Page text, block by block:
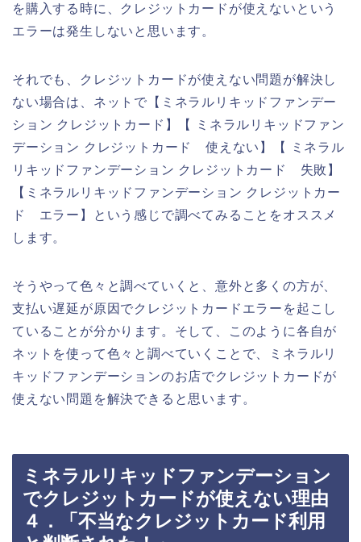
を購入する時に、クレジットカードが使えないという
エラーは発生しないと思います。
それでも、クレジットカードが使えない問題が解決し
ない場合は、ネットで【ミネラルリキッドファンデー
ション クレジットカード】【 ミネラルリキッドファン
デーション クレジットカード 使えない】【 ミネラル
リキッドファンデーション クレジットカード 失敗】
【ミネラルリキッドファンデーション クレジットカー
ド エラー】という感じで調べてみることをオススメ
します。
そうやって色々と調べていくと、意外と多くの方が、
支払い遅延が原因でクレジットカードエラーを起こし
ていることが分かります。そして、このように各自が
ネットを使って色々と調べていくことで、ミネラルリ
キッドファンデーションのお店でクレジットカードが
使えない問題を解決できると思います。
ミネラルリキッドファンデーション
でクレジットカードが使えない理由
４．「不当なクレジットカード利用